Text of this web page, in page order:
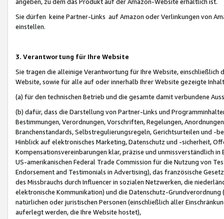
Sie dürfen keine Partner-Links auf Amazon oder Verlinkungen von
einstellen.
3. Verantwortung für Ihre Website
Sie tragen die alleinige Verantwortung für Ihre Website,
Website, sowie für alle auf oder innerhalb Ihrer Website gezeigte
(a) für den technischen Betrieb und die gesamte damit verbundene
(b) dafür, dass die Darstellung von Partner-Links und
Bestimmungen, Verordnungen, Vorschriften, Regelungen,
Branchenstandards, Selbstregulierungsregeln, Gerichtsurteilen und -
Hinblick auf elektronisches Marketing, Datenschutz und -sicherheit,
Kompensationsvereinbarungen klar, präzise und unmissverständlich
US-amerikanischen Federal Trade Commission für die Nutzung von
Endorsement and Testimonials in Advertising), das französische
des Missbrauchs durch Influencer in sozialen Netzwerken, die
elektronische Kommunikation) und die Datenschutz-
natürlichen oder juristischen Personen (einschließlich aller
auferlegt werden, die Ihre Website hostet),